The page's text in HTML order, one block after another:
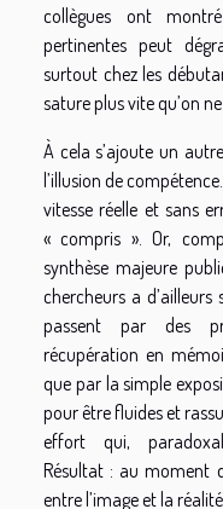
collègues ont
pertinentes peut
surtout chez les
sature plus vite qu’on ne
À cela s’ajoute un
l’illusion de
vitesse réelle et sans
« compris ». Or,
synthèse majeure
chercheurs a
passent par des
récupération en
que par la simple
pour être fluides et
effort qui,
Résultat : au moment
entre l’image et la